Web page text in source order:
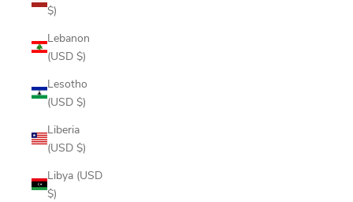
$)
Lebanon
(USD $)
Lesotho
(USD $)
Liberia
(USD $)
Libya (USD
$)